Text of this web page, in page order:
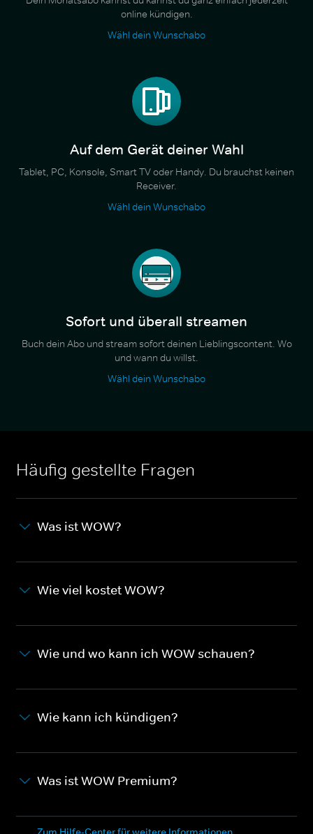
online kündigen.
Wähl dein Wunschabo
Auf dem Gerät deiner Wahl
Tablet, PC, Konsole, Smart TV oder Handy. Du brauchst keinen
Receiver.
Wähl dein Wunschabo
Sofort und überall streamen
Buch dein Abo und stream sofort deinen Lieblingscontent. Wo
und wann du willst.
Wähl dein Wunschabo
Häufig gestellte Fragen
Was ist WOW?
Wie viel kostet WOW?
Wie und wo kann ich WOW schauen?
Wie kann ich kündigen?
Was ist WOW Premium?